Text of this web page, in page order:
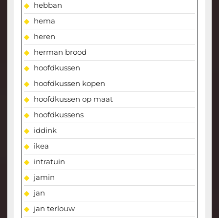
hebban
hema
heren
herman brood
hoofdkussen
hoofdkussen kopen
hoofdkussen op maat
hoofdkussens
iddink
ikea
intratuin
jamin
jan
jan terlouw